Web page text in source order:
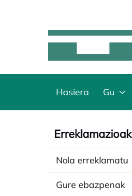
Hasiera Gu
Erreklamazioak
Nola erreklamatu
Gure ebazpenak